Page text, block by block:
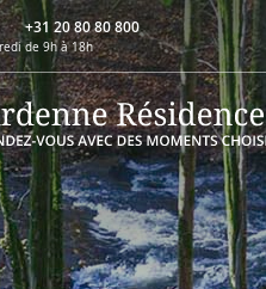
+31 20 80 80 800
de 9h à 18h